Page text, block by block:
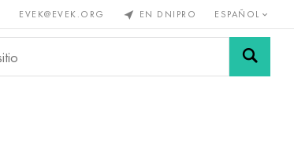
EVEK@EVEK.ORG EN DNIPRO ESPAÑOL
Aleación de Mallas y